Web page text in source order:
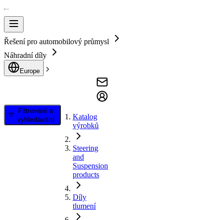
Řešení pro automobilový průmysl
Náhradní díly
Europe
Filtrování a
vyhledávání
Katalog
výrobků
Steering
and
Suspension
products
Díly
tlumení